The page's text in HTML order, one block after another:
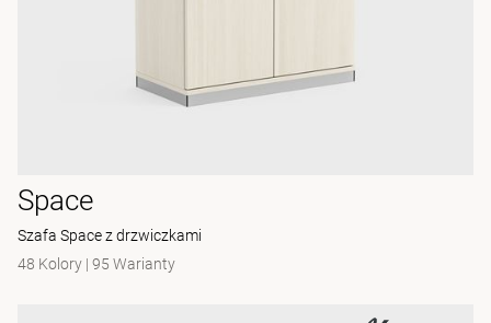
Space
Szafa Space z drzwiczkami
48 Kolory | 95 Warianty